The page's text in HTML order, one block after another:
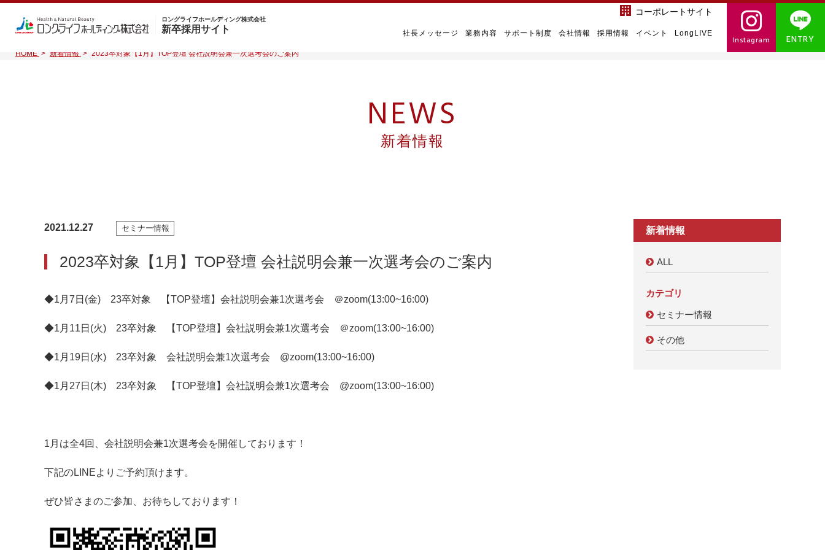
ロングライフホールディング株式会社
新卒採用サイト
コーポレートサイト
社長メッセージ 業務内容 サポート制度 会社情報 採用情報 イベント LongLIVE
Instagram ENTRY
HOME > 新着情報 > 2023卒対象【1月】TOP登壇 会社説明会兼一次選考会のご案内
NEWS
新着情報
2021.12.27 セミナー情報
2023卒対象【1月】TOP登壇 会社説明会兼一次選考会のご案内
◆1月7日(金) 23卒対象 【TOP登壇】会社説明会兼1次選考会 ＠zoom(13:00~16:00)
◆1月11日(火) 23卒対象 【TOP登壇】会社説明会兼1次選考会 ＠zoom(13:00~16:00)
◆1月19日(水) 23卒対象 会社説明会兼1次選考会 @zoom(13:00~16:00)
◆1月27日(木) 23卒対象 【TOP登壇】会社説明会兼1次選考会 @zoom(13:00~16:00)
1月は全4回、会社説明会兼1次選考会を開催しております！
下記のLINEよりご予約頂けます。
ぜひ皆さまのご参加、お待ちしております！
新着情報
ALL
カテゴリ
セミナー情報
その他